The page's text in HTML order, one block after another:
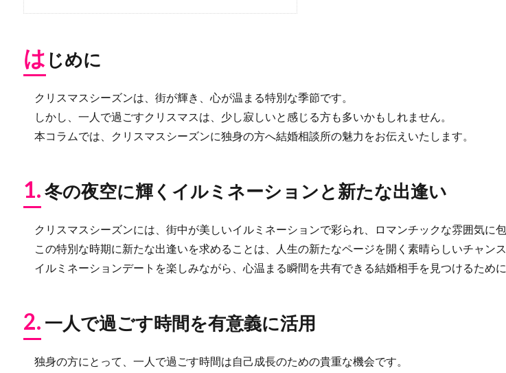
は じめに
クリスマスシーズンは、街が輝き、心が温まる特別な季節です。
しかし、一人で過ごすクリスマスは、少し寂しいと感じる方も多いかもしれません。
本コラムでは、クリスマスシーズンに独身の方へ結婚相談所の魅力をお伝えいたします。
1.冬の夜空に輝くイルミネーションと新たな出逢い
クリスマスシーズンには、街中が美しいイルミネーションで彩られ、ロマンチックな雰囲気に包
この特別な時期に新たな出逢いを求めることは、人生の新たなページを開く素晴らしいチャンス
イルミネーションデートを楽しみながら、心温まる瞬間を共有できる結婚相手を見つけるため
2. 一人で過ごす時間を有意義に活用
独身の方にとって、一人で過ごす時間は自己成長のための貴重な機会です。